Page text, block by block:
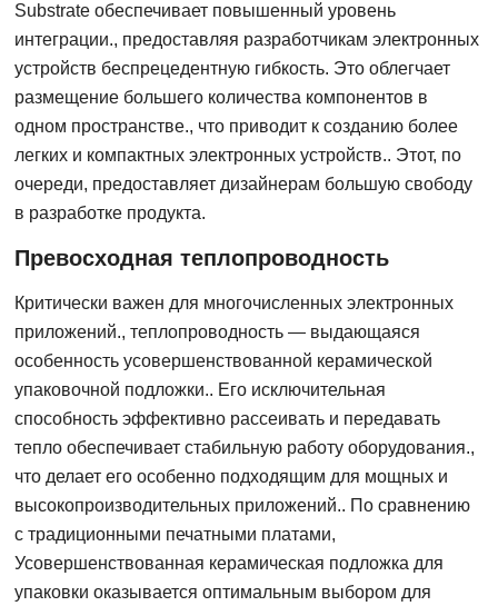
Substrate обеспечивает повышенный уровень
интеграции., предоставляя разработчикам электронных
устройств беспрецедентную гибкость. Это облегчает
размещение большего количества компонентов в
одном пространстве., что приводит к созданию более
легких и компактных электронных устройств.. Этот, по
очереди, предоставляет дизайнерам большую свободу
в разработке продукта.
Превосходная теплопроводность
Критически важен для многочисленных электронных
приложений., теплопроводность — выдающаяся
особенность усовершенствованной керамической
упаковочной подложки.. Его исключительная
способность эффективно рассеивать и передавать
тепло обеспечивает стабильную работу оборудования.,
что делает его особенно подходящим для мощных и
высокопроизводительных приложений.. По сравнению
с традиционными печатными платами,
Усовершенствованная керамическая подложка для
упаковки оказывается оптимальным выбором для